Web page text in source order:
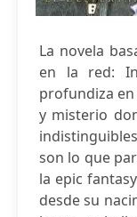
La novela
en la red:
profundiza
y misterio
son lo que
la epic
desde su